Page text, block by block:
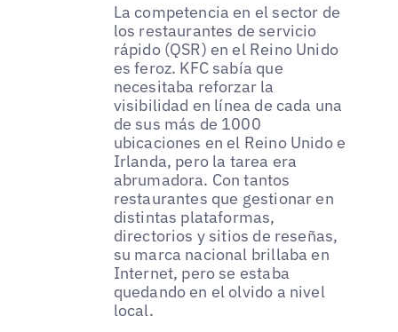
La competencia en el sector de
los restaurantes de servicio
rápido (QSR) en el Reino Unido
es feroz. KFC sabía que
necesitaba reforzar la
visibilidad en línea de cada una
de sus más de 1000
ubicaciones en el Reino Unido e
Irlanda, pero la tarea era
abrumadora. Con tantos
restaurantes que gestionar en
distintas plataformas,
directorios y sitios de reseñas,
su marca nacional brillaba en
Internet, pero se estaba
quedando en el olvido a nivel
local.